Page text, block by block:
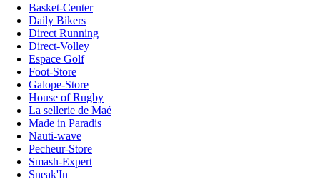
Basket-Center
Daily Bikers
Direct Running
Direct-Volley
Espace Golf
Foot-Store
Galope-Store
House of Rugby
La sellerie de Maé
Made in Paradis
Nauti-wave
Pecheur-Store
Smash-Expert
Sneak'In